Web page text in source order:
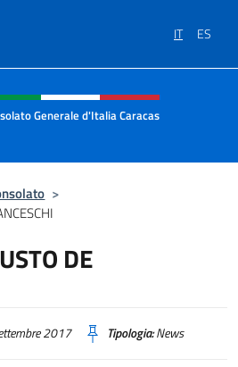
IT ES
social e menù
Generale d'Italia Caracas
>
DE
2017 Tipologia:News